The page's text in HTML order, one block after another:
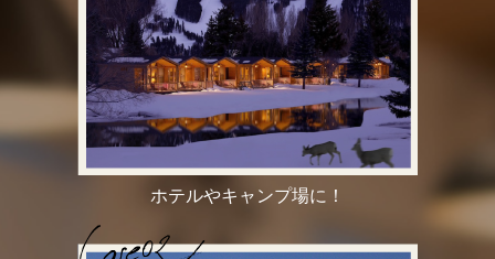
ホテルやキャンプ場に！